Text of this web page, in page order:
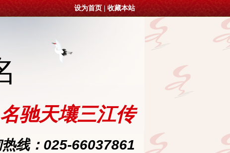
设为首页 收藏本站
驰天壤三江传
线：025-66037861